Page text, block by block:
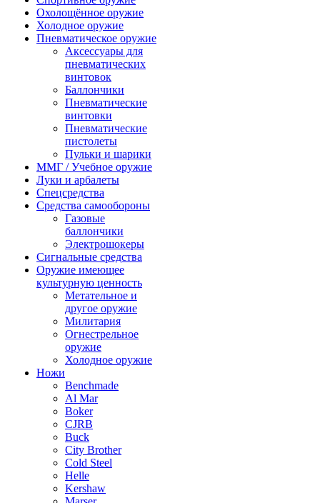
Охолощённое оружие
Холодное оружие
Пневматическое оружие
Аксессуары для
пневматических
винтовок
Баллончики
Пневматические
винтовки
Пневматические
пистолеты
Пульки и шарики
ММГ / Учебное оружие
Луки и арбалеты
Спецсредства
Средства самообороны
Газовые
баллончики
Электрошокеры
Сигнальные средства
Оружие имеющее
культурную ценность
Метательное и
другое оружие
Милитария
Огнестрельное
оружие
Холодное оружие
Ножи
Benchmade
Al Mar
Boker
CJRB
Buck
City Brother
Cold Steel
Helle
Kershaw